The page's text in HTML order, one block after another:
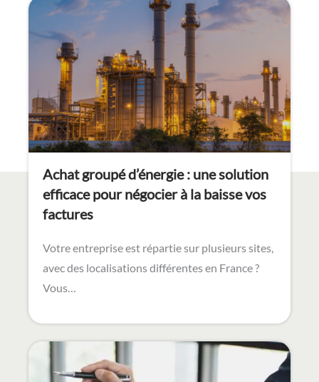
Achat groupé d’énergie : une solution
efficace pour négocier à la baisse vos
factures
Votre entreprise est répartie sur plusieurs sites,
avec des localisations différentes en France ?
Vous…